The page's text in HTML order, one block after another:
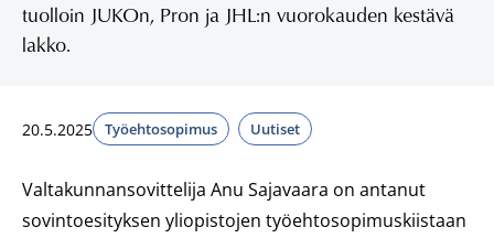
tuolloin JUKOn, Pron ja JHL:n vuorokauden kestävä
lakko.
20.5.2025 Työehtosopimus Uutiset
Valtakunnansovittelija Anu Sajavaara on antanut
sovintoesityksen yliopistojen työehtosopimuskiistaan